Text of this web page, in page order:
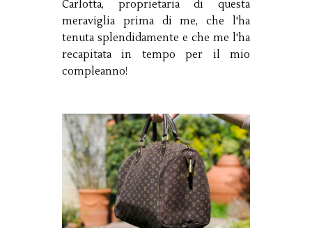
Carlotta, proprietaria di questa
meraviglia prima di me, che l'ha
tenuta splendidamente e che me l'ha
recapitata in tempo per il mio
compleanno!